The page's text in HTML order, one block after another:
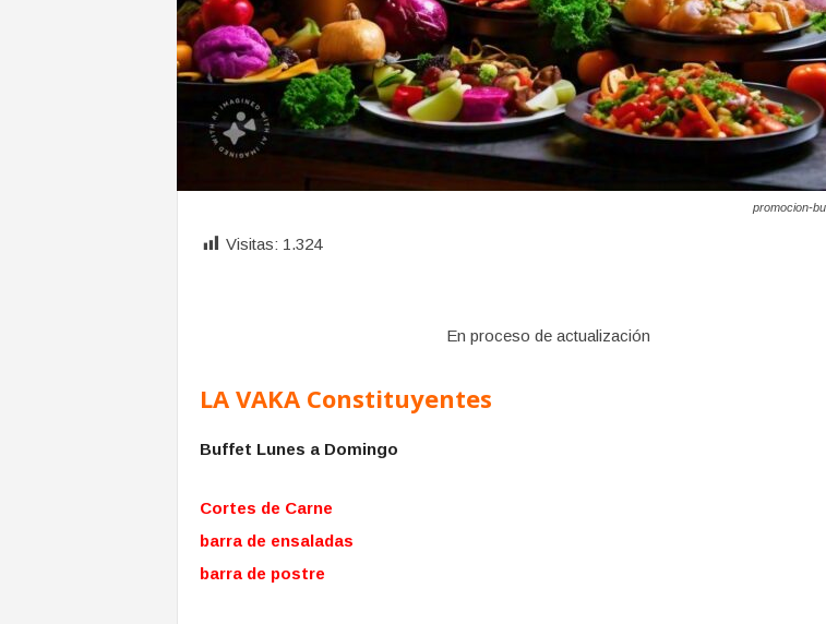
promocion-
Visitas: 1.324
En proceso de actualización
LA VAKA Constituyentes
Buffet Lunes a Domingo
Cortes de Carne
barra de ensaladas
barra de postre